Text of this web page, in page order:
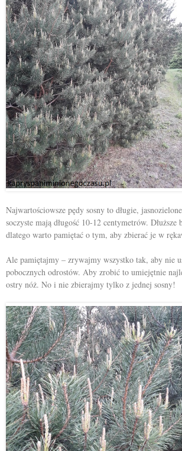
Najwartościowsze pędy sosny to długie,
soczyste mają długość 10-12 centymetrów.
dlatego warto pamiętać o tym, aby zbierać je w
Ale pamiętajmy – zrywajmy wszystko tak, aby nie
pobocznych odrostów. Aby zrobić to umiejętnie
ostry nóż. No i nie zbierajmy tylko z jednej sosny!